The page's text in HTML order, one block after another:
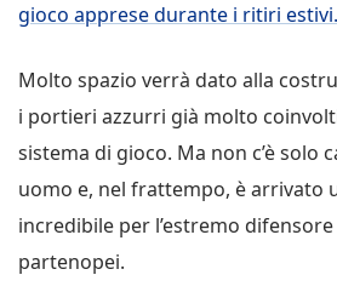
gioco apprese durante i ritiri estivi.
Molto spazio verrà dato alla
i portieri azzurri già molto
sistema di gioco. Ma non c’è solo
uomo e, nel frattempo, è arrivato
incredibile per l’estremo
partenopei.